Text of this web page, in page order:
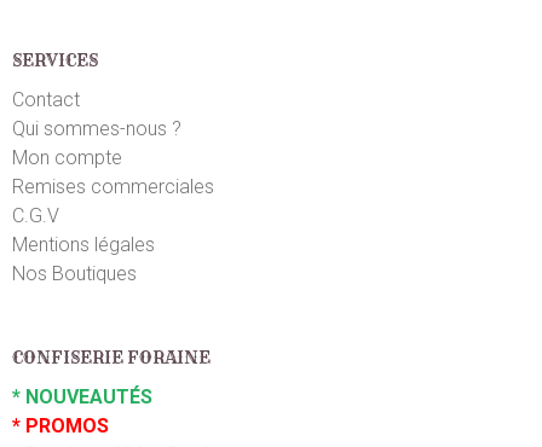
SERVICES
Contact
Qui sommes-nous ?
Mon compte
Remises commerciales
C.G.V
Mentions légales
Nos Boutiques
CONFISERIE FORAINE
* NOUVEAUTÉS
* PROMOS